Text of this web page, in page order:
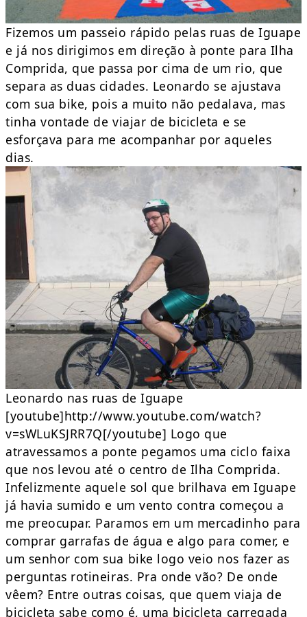
Fizemos um passeio rápido pelas ruas de Iguape
e já nos dirigimos em direção à ponte para Ilha
Comprida, que passa por cima de um rio, que
separa as duas cidades. Leonardo se ajustava
com sua bike, pois a muito não pedalava, mas
tinha vontade de viajar de bicicleta e se
esforçava para me acompanhar por aqueles
dias.
Leonardo nas ruas de Iguape
[youtube]http://www.youtube.com/watch?
v=sWLuKSJRR7Q[/youtube] Logo que
atravessamos a ponte pegamos uma ciclo faixa
que nos levou até o centro de Ilha Comprida.
Infelizmente aquele sol que brilhava em Iguape
já havia sumido e um vento contra começou a
me preocupar. Paramos em um mercadinho para
comprar garrafas de água e algo para comer, e
um senhor com sua bike logo veio nos fazer as
perguntas rotineiras. Pra onde vão? De onde
vêem? Entre outras coisas, que quem viaja de
bicicleta sabe como é, uma bicicleta carregada